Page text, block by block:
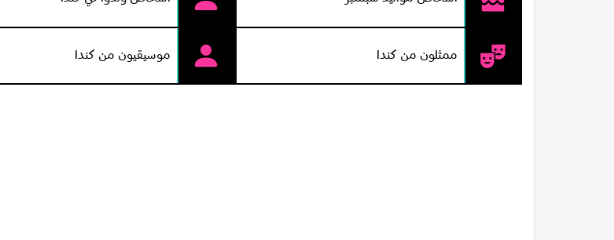
Barefoot Executive 1995.
ممثلون من كندا موسيقيون من كندا